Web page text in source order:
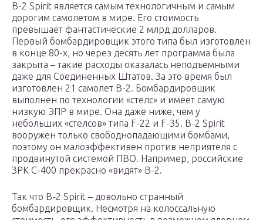
B-2 Spirit является самым технологичным и самым
дорогим самолетом в мире. Его стоимость
превышает фантастические 2 млрд долларов.
Первый бомбардировщик этого типа был изготовлен
в конце 80-х, но через десять лет программа была
закрыта – такие расходы оказалась неподъемными
даже для Соединенных Штатов. За это время был
изготовлен 21 самолет В-2. Бомбардировщик
выполнен по технологии «стелс» и имеет самую
низкую ЭПР в мире. Она даже ниже, чем у
небольших «стелсов» типа F-22 и F-35. B-2 Spirit
вооружен только свободнопадающими бомбами,
поэтому он малоэффективен против неприятеля с
продвинутой системой ПВО. Например, российские
ЗРК С-400 прекрасно «видят» В-2.
Так что B-2 Spirit – довольно странный
бомбардировщик. Несмотря на колоссальную